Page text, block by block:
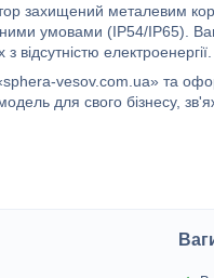
захищений металевим
умовами (IP54/IP65).
відсутністю електроенергії.
vesov.com.ua» та
для свого бізнесу,